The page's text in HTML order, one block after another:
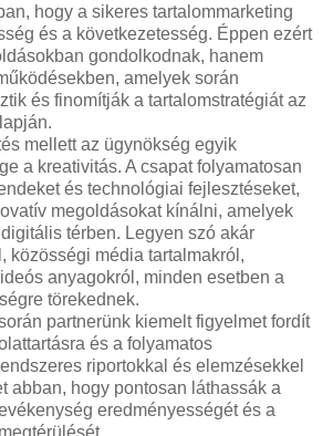
hogy a sikeres tartalommarketing
és a következetesség. Éppen ezért
gondolkodnak, hanem
amelyek során
és finomítják a tartalomstratégiát az
mellett az ügynökség egyik
a kreativitás. A csapat folyamatosan
és technológiai fejlesztéseket,
megoldásokat kínálni, amelyek
térben. Legyen szó akár
közösségi média tartalmakról,
anyagokról, minden esetben a
törekednek.
partnerünk kiemelt figyelmet fordít
és a folyamatos
riportokkal és elemzésekkel
abban, hogy pontosan láthassák a
eredményességét és a